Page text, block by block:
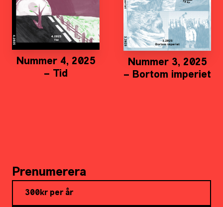
Nummer 4, 2025
– Tid
Nummer 3, 2025
– Bortom imperiet
Prenumerera
300kr per år